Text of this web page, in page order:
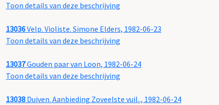
Toon details van deze beschrijving
13036Velp. Violiste. Simone Elders, 1982-06-23
Toon details van deze beschrijving
13037Gouden paar van Loon, 1982-06-24
Toon details van deze beschrijving
13038 Duiven. Aanbieding Zoveelste vuil.., 1982-06-24